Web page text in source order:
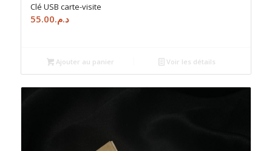
Clé USB carte-visite
د.م.55.00
Ajouter au panier Voir les détails